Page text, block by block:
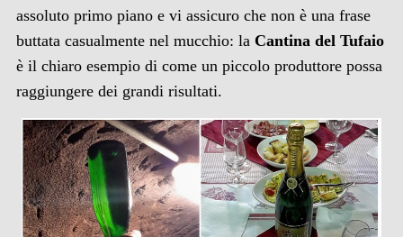
assoluto primo piano e vi assicuro che non è una frase
buttata casualmente nel mucchio: la Cantina del Tufaio
è il chiaro esempio di come un piccolo produttore possa
raggiungere dei grandi risultati.